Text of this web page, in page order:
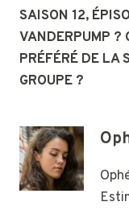
SAISON 12,
VANDERPUMP ?
PRÉFÉRÉ DE LA
GROUPE ?